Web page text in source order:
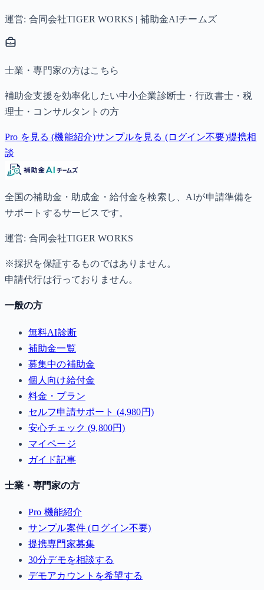
運営: 合同会社TIGER WORKS | 補助金AIチームズ
士業・専門家の方はこちら
補助金支援を効率化したい中小企業診断士・行政書士・税
理士・コンサルタントの方
Pro を見る (機能紹介)サンプルを見る (ログイン不要)提携相
談
全国の補助金・助成金・給付金を検索し、AIが申請準備を
サポートするサービスです。
運営: 合同会社TIGER WORKS
※採択を保証するものではありません。
申請代行は行っておりません。
一般の方
無料AI診断
補助金一覧
募集中の補助金
個人向け給付金
料金・プラン
セルフ申請サポート (4,980円)
安心チェック (9,800円)
マイページ
ガイド記事
士業・専門家の方
Pro 機能紹介
サンプル案件 (ログイン不要)
提携専門家募集
30分デモを相談する
デモアカウントを希望する